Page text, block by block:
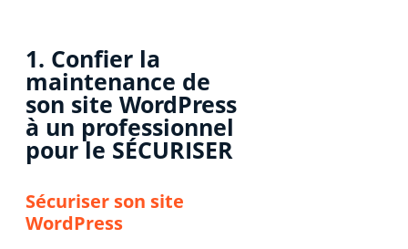
1. Confier la
maintenance de
son site WordPress
à un professionnel
pour le SÉCURISER
Sécuriser son site
WordPress